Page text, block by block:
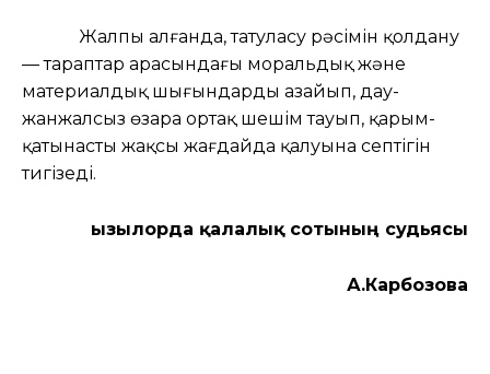
Жалпы алғанда, татуласу рәсімін қолдану
— тараптар арасындағы моральдық және
материалдық шығындардың азайып, дау-
жанжалсыз өзара ортақ шешім тауып, қарым-
қатынастың жақсы жағдайда қалуына септігін
тигізеді.
Қызылорда қалалық сотының судьясы
А.Карбозова